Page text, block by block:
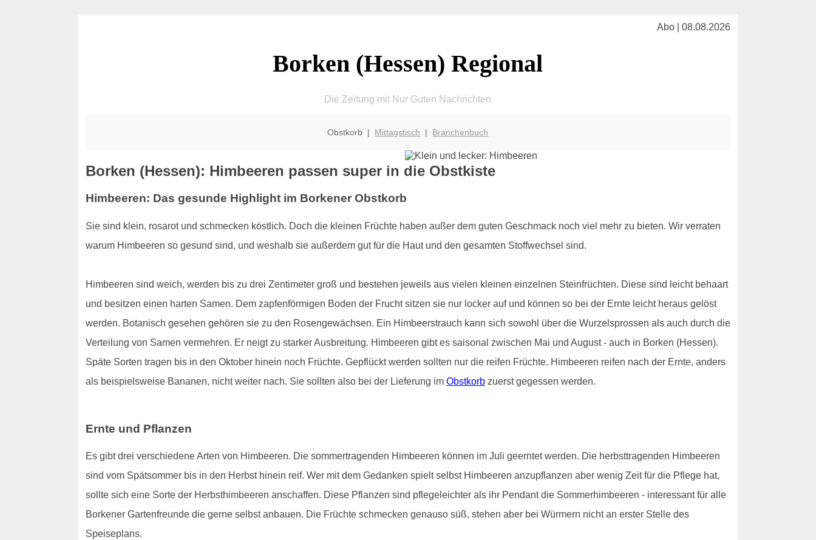
Abo | 08.08.2026
Borken (Hessen) Regional
Die Zeitung mit Nur Guten Nachrichten
Obstkorb | Mittagstisch | Branchenbuch
Borken (Hessen): Himbeeren passen super in die Obstkiste
Himbeeren: Das gesunde Highlight im Borkener Obstkorb
Sie sind klein, rosarot und schmecken köstlich. Doch die kleinen Früchte haben außer dem guten Geschmack noch viel mehr zu bieten. Wir verraten
warum Himbeeren so gesund sind, und weshalb sie außerdem gut für die Haut und den gesamten Stoffwechsel sind.
Himbeeren sind weich, werden bis zu drei Zentimeter groß und bestehen jeweils aus vielen kleinen einzelnen Steinfrüchten. Diese sind leicht behaart
und besitzen einen harten Samen. Dem zapfenförmigen Boden der Frucht sitzen sie nur locker auf und können so bei der Ernte leicht heraus gelöst
werden. Botanisch gesehen gehören sie zu den Rosengewächsen. Ein Himbeerstrauch kann sich sowohl über die Wurzelsprossen als auch durch die
Verteilung von Samen vermehren. Er neigt zu starker Ausbreitung. Himbeeren gibt es saisonal zwischen Mai und August - auch in Borken (Hessen).
Späte Sorten tragen bis in den Oktober hinein noch Früchte. Gepflückt werden sollten nur die reifen Früchte. Himbeeren reifen nach der Ernte, anders
als beispielsweise Bananen, nicht weiter nach. Sie sollten also bei der Lieferung im Obstkorbzuerst gegessen werden.
Ernte und Pflanzen
Es gibt drei verschiedene Arten von Himbeeren. Die sommertragenden Himbeeren können im Juli geerntet werden. Die herbsttragenden Himbeeren
sind vom Spätsommer bis in den Herbst hinein reif. Wer mit dem Gedanken spielt selbst Himbeeren anzupflanzen aber wenig Zeit für die Pflege hat,
sollte sich eine Sorte der Herbsthimbeeren anschaffen. Diese Pflanzen sind pflegeleichter als ihr Pendant die Sommerhimbeeren - interessant für alle
Borkener Gartenfreunde die gerne selbst anbauen. Die Früchte schmecken genauso süß, stehen aber bei Würmern nicht an erster Stelle des
Speiseplans.